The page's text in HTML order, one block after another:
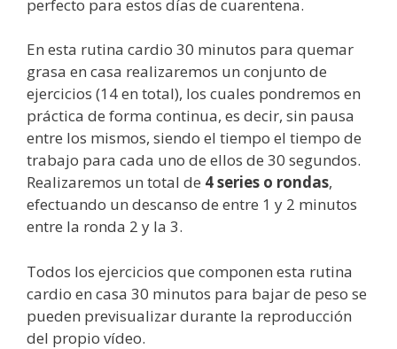
perfecto para estos días de cuarentena.
En esta rutina cardio 30 minutos para quemar
grasa en casa realizaremos un conjunto de
ejercicios (14 en total), los cuales pondremos en
práctica de forma continua, es decir, sin pausa
entre los mismos, siendo el tiempo el tiempo de
trabajo para cada uno de ellos de 30 segundos.
Realizaremos un total de 4 series o rondas,
efectuando un descanso de entre 1 y 2 minutos
entre la ronda 2 y la 3.
Todos los ejercicios que componen esta rutina
cardio en casa 30 minutos para bajar de peso se
pueden previsualizar durante la reproducción
del propio vídeo.